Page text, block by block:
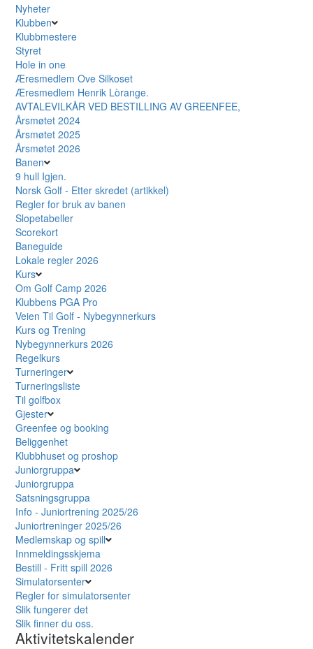
Nyheter
Klubben
Klubbmestere
Styret
Hole in one
Æresmedlem Ove Silkoset
Æresmedlem Henrik Lòrange.
AVTALEVILKÅR VED BESTILLING AV GREENFEE,
Årsmøtet 2024
Årsmøtet 2025
Årsmøtet 2026
Banen
9 hull Igjen.
Norsk Golf - Etter skredet (artikkel)
Regler for bruk av banen
Slopetabeller
Scorekort
Baneguide
Lokale regler 2026
Kurs
Om Golf Camp 2026
Klubbens PGA Pro
Veien Til Golf - Nybegynnerkurs
Kurs og Trening
Nybegynnerkurs 2026
Regelkurs
Turneringer
Turneringsliste
Til golfbox
Gjester
Greenfee og booking
Beliggenhet
Klubbhuset og proshop
Juniorgruppa
Juniorgruppa
Satsningsgruppa
Info - Juniortrening 2025/26
Juniortreninger 2025/26
Medlemskap og spill
Innmeldingsskjema
Bestill - Fritt spill 2026
Simulatorsenter
Regler for simulatorsenter
Slik fungerer det
Slik finner du oss.
Aktivitetskalender